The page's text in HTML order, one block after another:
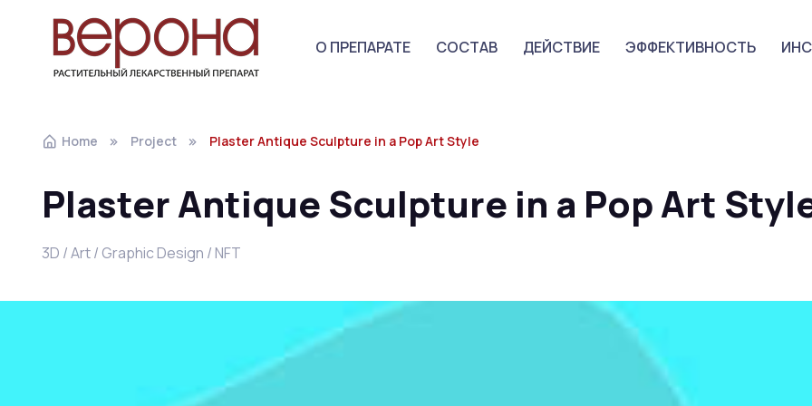
О ПРЕПАРАТЕ СОСТАВ ДЕЙСТВИЕ ЭФФЕКТИВНОСТЬ
Home Project Plaster Antique Sculpture in a Pop Art Style
Plaster Antique Sculpture in a Pop Art
3D / Art / Graphic Design / NFT